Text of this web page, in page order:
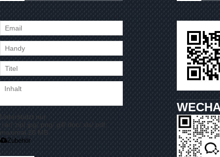
Unterstützt nur
.rar/.zip/.jpg/.png/.gif/.doc/.xls/.pdf,
maximal 20 MB
Zubehör